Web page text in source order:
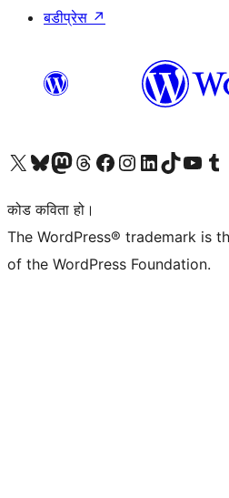
बडीप्रेस ↗
हाम्रो X (पहिले ट्विटर) खातामा जानुहोस्
हाम्रो Bluesky खाता भ्रमण गर्नुहोस्
हाम्रो म्यास्टोडन खाता भ्रमण गर्नुहोस्
हाम्रो थ्रेड्स खातामा जानुहोस्
हाम्रो फेसबुक पेजमा जानुहोस्
हाम्रो इन्स्टाग्राम खातामा जानुहोस्
हाम्रो लिङ्क्डइन खातामा जानुहोस्
हाम्रो TikTok खाता भ्रमण गर्नुहोस्
हाम्रो युट्युब च्यानलमाहाम्रो टम्बलर
कोड कविता हो।
The WordPress® trademark is
of the WordPress Foundation.